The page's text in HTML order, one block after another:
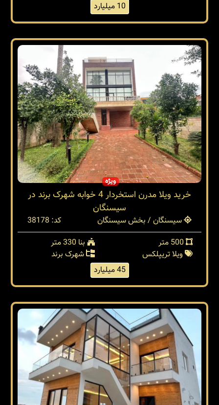
10 میلیارد
ویژه
خرید ویلا مدرن استخردار 4 خوابه شهرک برند در
سیسنگان
سیسنگان / بخش سیسنگان
کد: 38178
بنا 330 متر
ویلا تریپلکس
شهرک برند
45 میلیارد